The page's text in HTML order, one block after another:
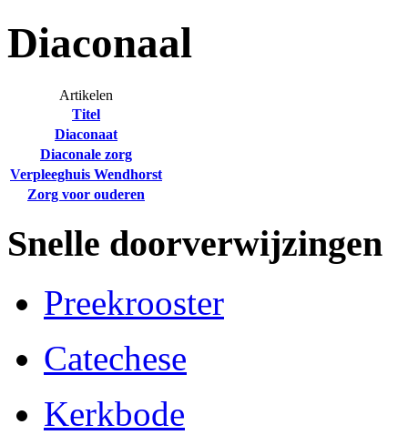
Diaconaal
Artikelen
Titel
Diaconaat
Diaconale zorg
Verpleeghuis Wendhorst
Zorg voor ouderen
Snelle doorverwijzingen
Preekrooster
Catechese
Kerkbode